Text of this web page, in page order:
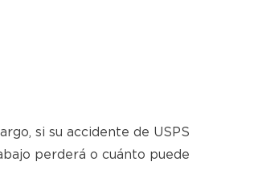
si su accidente de USPS
perderá o cuánto puede